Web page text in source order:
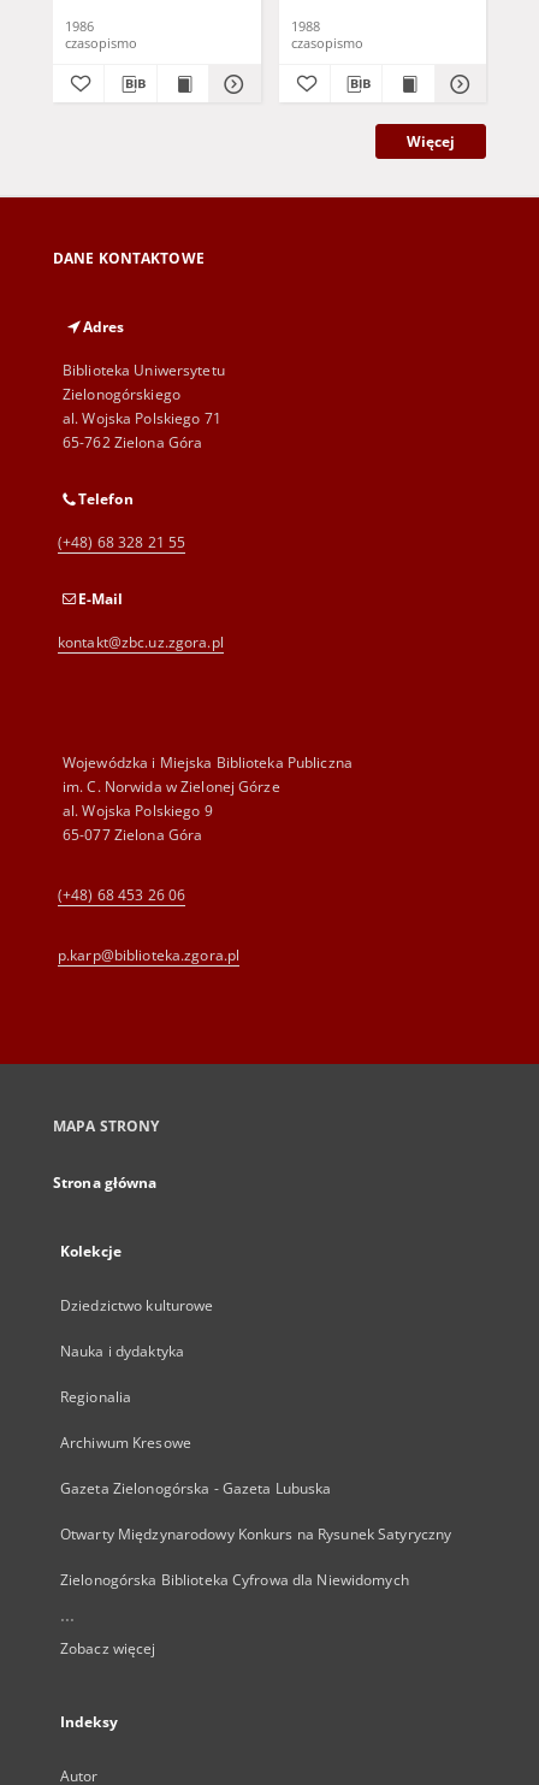
1986
czasopismo
1988
czasopismo
Więcej
DANE KONTAKTOWE
Adres
Biblioteka Uniwersytetu
Zielonogórskiego
al. Wojska Polskiego 71
65-762 Zielona Góra
Telefon
(+48) 68 328 21 55
E-Mail
kontakt@zbc.uz.zgora.pl
Wojewódzka i Miejska Biblioteka Publiczna
im. C. Norwida w Zielonej Górze
al. Wojska Polskiego 9
65-077 Zielona Góra
(+48) 68 453 26 06
p.karp@biblioteka.zgora.pl
MAPA STRONY
Strona główna
Kolekcje
Dziedzictwo kulturowe
Nauka i dydaktyka
Regionalia
Archiwum Kresowe
Gazeta Zielonogórska - Gazeta Lubuska
Otwarty Międzynarodowy Konkurs na Rysunek Satyryczny
Zielonogórska Biblioteka Cyfrowa dla Niewidomych
...
Zobacz więcej
Indeksy
Autor